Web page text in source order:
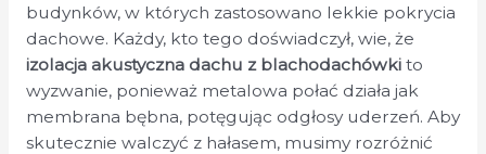
budynków, w których zastosowano lekkie pokrycia
dachowe. Każdy, kto tego doświadczył, wie, że
izolacja akustyczna dachu z blachodachówkito
wyzwanie, ponieważ metalowa połać działa jak
membrana bębna, potęgując odgłosy uderzeń. Aby
skutecznie walczyć z hałasem, musimy rozróżnić